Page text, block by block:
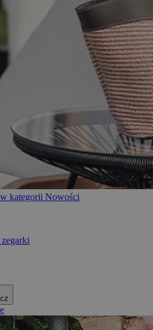
kategorii Nowości